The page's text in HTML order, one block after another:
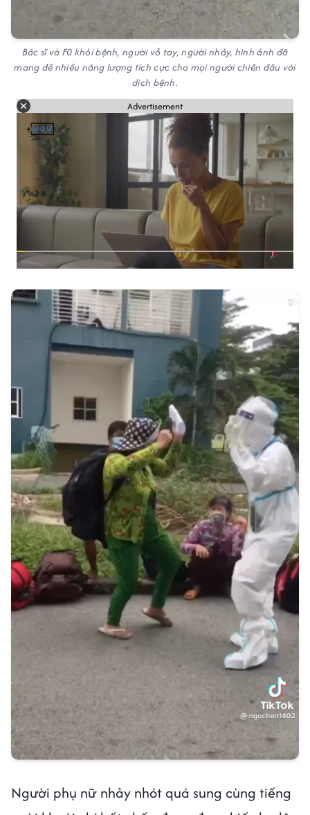
Bác sĩ và F0 khỏi bệnh, người vỗ tay, người nhảy, hình ảnh đã
mang đế nhiều năng lượng tích cực cho mọi người chiến đấu với
dịch bệnh.
Advertisement
Người phụ nữ nhảy nhót quá sung cùng tiếng